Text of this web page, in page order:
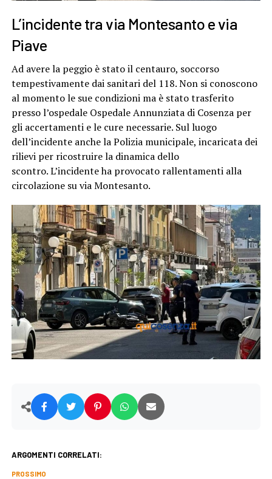
L’incidente tra via Montesanto e via
Piave
Ad avere la peggio è stato il centauro, soccorso
tempestivamente dai sanitari del 118. Non si conoscono
al momento le sue condizioni ma è stato trasferito
presso l’ospedale Ospedale Annunziata di Cosenza per
gli accertamenti e le cure necessarie. Sul luogo
dell’incidente anche la Polizia municipale, incaricata dei
rilievi per ricostruire la dinamica dello
scontro. L’incidente ha provocato rallentamenti alla
circolazione su via Montesanto.
ARGOMENTI CORRELATI:
PROSSIMO